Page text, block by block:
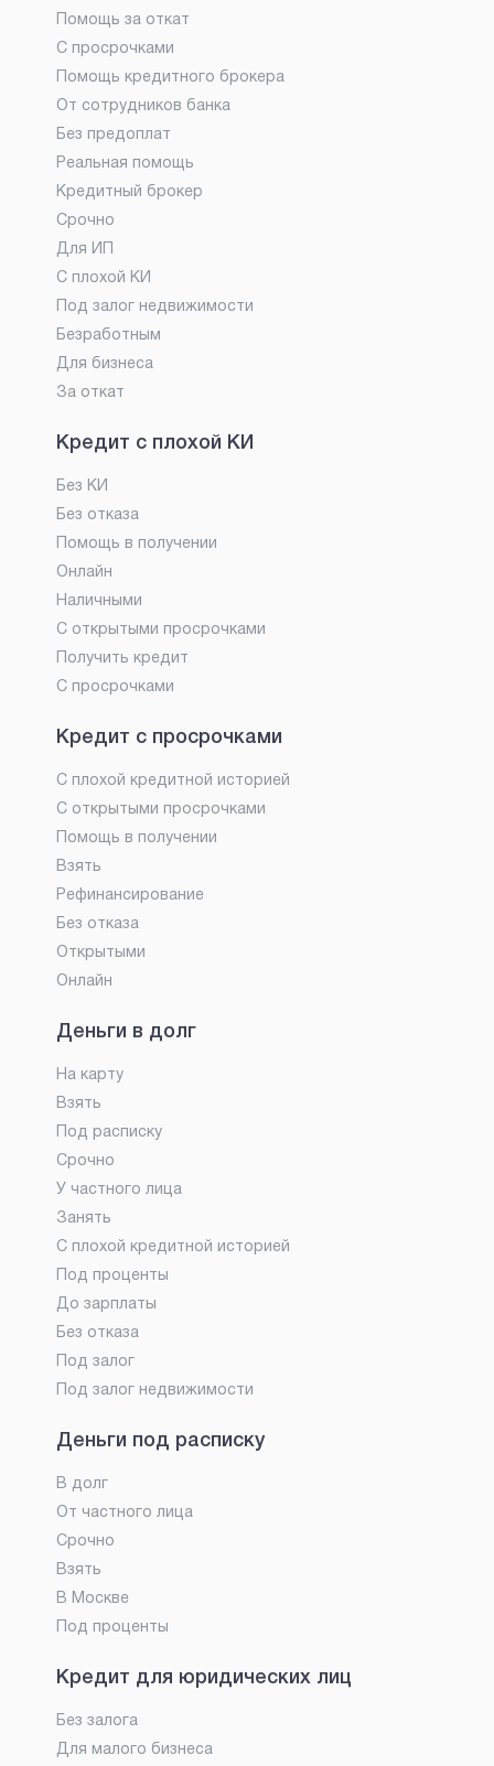
Помощь за откат
С просрочками
Помощь кредитного брокера
От сотрудников банка
Без предоплат
Реальная помощь
Кредитный брокер
Срочно
Для ИП
С плохой КИ
Под залог недвижимости
Безработным
Для бизнеса
За откат
Кредит с плохой КИ
Без КИ
Без отказа
Помощь в получении
Онлайн
Наличными
С открытыми просрочками
Получить кредит
С просрочками
Кредит с просрочками
С плохой кредитной историей
С открытыми просрочками
Помощь в получении
Взять
Рефинансирование
Без отказа
Открытыми
Онлайн
Деньги в долг
На карту
Взять
Под расписку
Срочно
У частного лица
Занять
С плохой кредитной историей
Под проценты
До зарплаты
Без отказа
Под залог
Под залог недвижимости
Деньги под расписку
В долг
От частного лица
Срочно
Взять
В Москве
Под проценты
Кредит для юридических лиц
Без залога
Для малого бизнеса